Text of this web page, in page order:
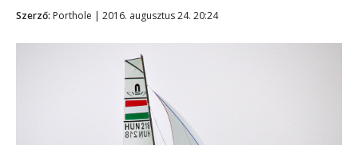
Szerző: Porthole | 2016. augusztus 24. 20:24